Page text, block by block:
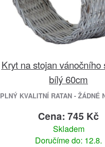
Kryt na stojan vánočního
bílý 60cm
PLNÝ KVALITNÍ RATAN - ŽÁDNÉ
Cena: 745 Kč
Skladem
Doručíme do: 12.8.